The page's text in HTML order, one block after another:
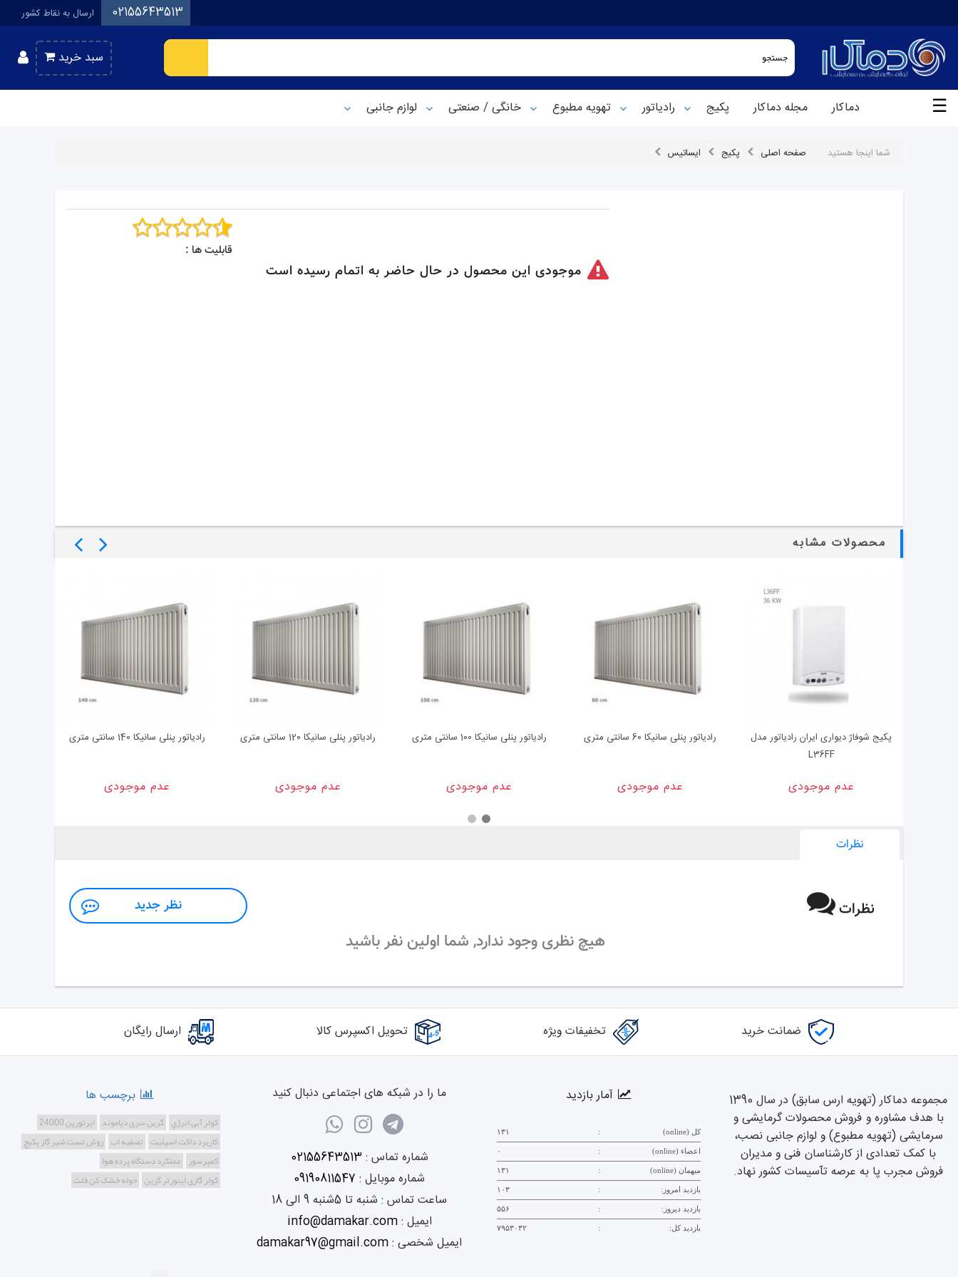
ارسال به نقاط کشور 02155643513
سبد خرید
☰ دماکار مجله دماکار پکیج رادیاتور تهویه مطبوع خانگی / صنعتی لوازم جانبی
شما اینجا هستید صفحه اصلی پکیج ایساتیس
موجودی این محصول در حال حاضر به اتمام رسیده است
قابلیت ها :
محصولات مشابه
پکیج شوفاژ دیواری ایران رادیاتور مدل
L36FF
عدم موجودی
رادیاتور پنلی سانیکا 60 سانتی متری
عدم موجودی
رادیاتور پنلی سانیکا 100 سانتی متری
عدم موجودی
رادیاتور پنلی سانیکا 120 سانتی متری
عدم موجودی
رادیاتور پنلی سانیکا 140 سانتی متری
عدم موجودی
نظرات
نظرات نظر جدید
هیچ نظری وجود ندارد, شما اولین نفر باشید
ضمانت خرید تخفیفات ویژه تحویل اکسپرس کالا ارسال رایگان
مجموعه دماکار (تهویه ارس سابق) در سال 1390
با هدف مشاوره و فروش محصولات گرمایشی و
سرمایشی (تهویه مطبوع) و لوازم جانبی نصب،
با کمک تعدادی از کارشناسان فنی و مدیران
فروش مجرب پا به عرصه تآسیسات کشور نهاد.
آمار بازدید
کل (online) : ۱۳۱
اعضاء (online) : ۰
میهمان (online) : ۱۳۱
بازدید امروز: : ۱۰۳
بازدید دیروز: : ۵۵۶
بازدید کل: : ۷۹۵۳۰۳۲
ما را در شبکه های اجتماعی دنبال کنید
شماره تماس : 02155643513
شماره موبایل : 09190811547
ساعت تماس : شنبه تا 5شنبه 9 الی 18
ایمیل :info@damakar.com
ایمیل شخصی : damakar97@gmail.com
برچسب ها
کولر آبی انرژي گرین سری دیاموند ایرتورپن 24000
کاربرد داکت اسپلیت تصفیه اب روش تست شیر گاز پکیج
کمپرسور عملکرد دستگاه پرده هوا
کولر گازی اینورتر گرین حوله خشک کن فلت